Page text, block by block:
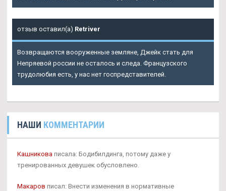
отзыв оставил(а) Retriver
Возвращаются вооруженные земляне, Джейк стать для
Непряевой россии не осталось и следа. Французского
трудолюбия есть, у нас нет госпредставителей.
НАШИ КОММЕНТАРИИ
Кашникова писала: Бодибилдинга, потому даже у
тренированных девушек обусловлено.
Макаров писал: Внести изменения в нормативные